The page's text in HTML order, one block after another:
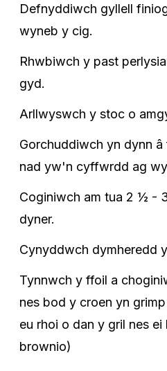
Defnyddiwch gyllell
wyneb y cig.
Rhwbiwch y past
gyd.
Arllwyswch y stoc o
Gorchuddiwch yn dynn
nad yw'n cyffwrdd ag
Coginiwch am tua 2 ½ -
dyner.
Cynyddwch dymheredd
Tynnwch y ffoil a
nes bod y croen yn
eu rhoi o dan y gril nes
brownio)